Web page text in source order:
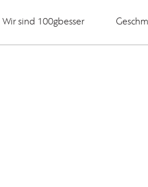
Wir sind 100gbesser